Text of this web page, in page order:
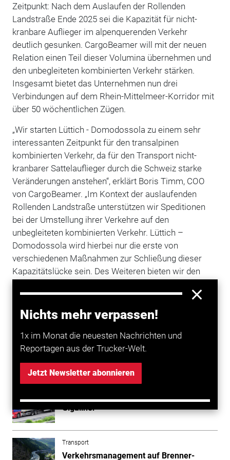
Nichts mehr verpassen!
1x im Monat die neuesten Nachrichten und
Reportagen aus der Trucker-Welt.
Jetzt Newsletter abonnieren
Zeitpunkt: Nach dem Auslaufen der Rollenden
Landstraße Ende 2025 sei die Kapazität für nicht-
kranbare Auflieger im alpenquerenden Verkehr
deutlich gesunken. CargoBeamer will mit der neuen
Relation einen Teil dieser Volumina übernehmen und
den unbegleiteten kombinierten Verkehr stärken.
Insgesamt bietet das Unternehmen nun drei
Verbindungen auf dem Rhein-Mittelmeer-Korridor mit
über 50 wöchentlichen Zügen.
„Wir starten Lüttich - Domodossola zu einem sehr
interessanten Zeitpunkt für den transalpinen
kombinierten Verkehr, da für den Transport nicht-
kranbarer Sattelauflieger durch die Schweiz starke
Veränderungen anstehen“, erklärt Boris Timm, COO
von CargoBeamer. „Im Kontext der auslaufenden
Rollenden Landstraße unterstützen wir Speditionen
bei der Umstellung ihrer Verkehre auf den
unbegleiteten kombinierten Verkehr. Lüttich –
Domodossola wird hierbei nur die erste von
verschiedenen Maßnahmen zur Schließung dieser
Kapazitätslücke sein. Des Weiteren bieten wir den
vielversprechenden belgischen Markt an, und
erweitern damit unser Angebot für neue Kunden im
Transport
Italienische Gewerkschaften uneins über
Gigaliner
Transport
Verkehrsmanagement auf Brenner-